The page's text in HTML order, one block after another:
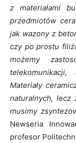
z materiałami
przedmiotów
jak wazony z
czy po prostu
możemy
Materiały
naturalnych, lecz
musimy
Newseria
profesor